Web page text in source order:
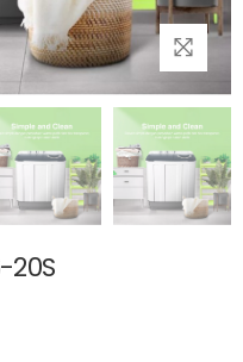
20S